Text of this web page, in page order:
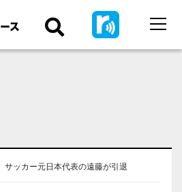
サッカー元日本代表の遠藤が引退